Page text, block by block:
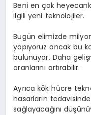
Beni en çok
ilgili yeni teknolojiler.
Bugün elimizde
yapıyoruz ancak bu
bulunuyor. Daha
oranlarını artırabilir.
Ayrıca kök hücre
hasarların
sağlayacağını